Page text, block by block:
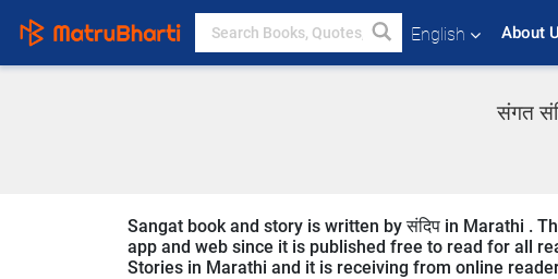
English About
संगत
Sangat book and story is written by संदिप in Marathi .
app and web since it is published free to read for all
Stories in Marathi and it is receiving from online